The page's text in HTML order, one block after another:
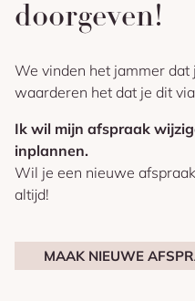
doorgeven!
We vinden het jammer
waarderen het dat je dit
Ik wil mijn afspraak
inplannen.
Wil je een nieuwe
altijd!
MAAK NIEUWE